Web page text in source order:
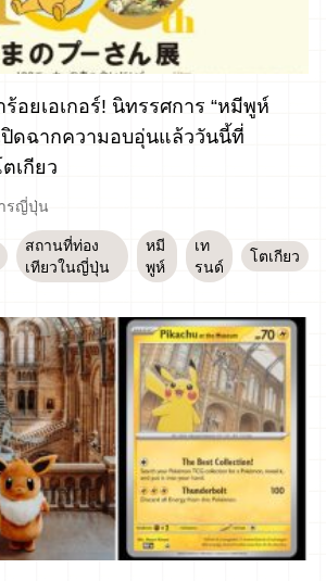
อยเอเกอร์! นิทรรศการ “หมีพูห์
ปิดฉากความอบอุ่นแล้ววันนี้ที่
เกียว
รญี่ปุ่น
สถานที่ท่อง
เทียวในญี่ปุ่น
หมี
พูห์
เท
รนด์
โตเกียว